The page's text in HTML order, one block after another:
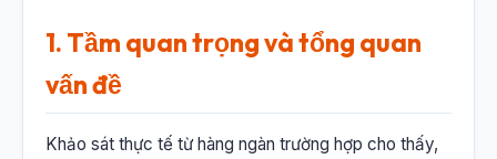
1. Tầm quan trọng và tổng quan
vấn đề
Khảo sát thực tế từ hàng ngàn trường hợp cho thấy,